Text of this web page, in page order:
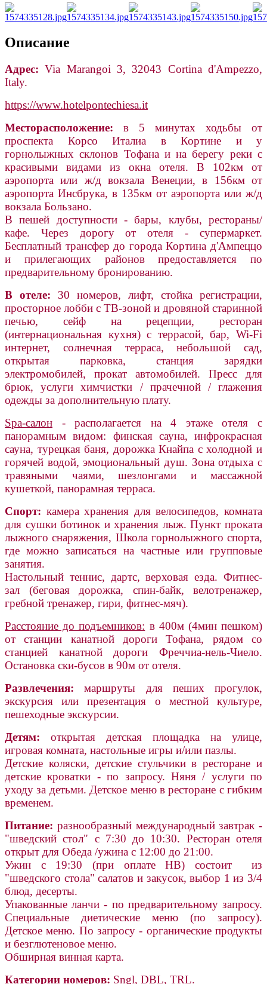
Описание
Адрес:Via Marangoi 3, 32043 Cortina d'Ampezzo,
Italy.
https://www.hotelpontechiesa.it
Месторасположение: в 5 минутах ходьбы от
проспекта Корсо Италиа в Кортине и у
горнолыжных склонов Тофана и на берегу реки с
красивыми видами из окна отеля. В 102км от
аэропорта или ж/д вокзала Венеции, в 156км от
аэропорта Инсбрука, в 135км от аэропорта или ж/д
вокзала Бользано.
В пешей доступности - бары, клубы, рестораны/
кафе. Через дорогу от отеля - супермаркет.
Бесплатный трансфер до города Кортина д'Ампеццо
и прилегающих районов предоставляется по
предварительному бронированию.
В отеле: 30 номеров, лифт, стойка регистрации,
просторное лобби с ТВ-зоной и дровяной старинной
печью, сейф на рецепции, ресторан
(интернациональная кухня) с террасой, бар, Wi-Fi
интернет, солнечная терраса, небольшой сад,
открытая парковка, станция зарядки
электромобилей, прокат автомобилей. Пресс для
брюк, услуги химчистки / прачечной / глажения
одежды за дополнительную плату.
Spa-салон - располагается на 4 этаже отеля с
панорамным видом: финская сауна, инфрокрасная
сауна, турецкая баня, дорожка Кнайпа с холодной и
горячей водой, эмоциональный душ. Зона отдыха с
травяными чаями, шезлонгами и массажной
кушеткой, панорамная терраса.
Спорт: камера хранения для велосипедов, комната
для сушки ботинок и хранения лыж. Пункт проката
лыжного снаряжения, Школа горнолыжного спорта,
где можно записаться на частные или групповые
занятия.
Настольный теннис, дартс, верховая езда. Фитнес-
зал (беговая дорожка, спин-байк, велотренажер,
гребной тренажер, гири, фитнес-мяч).
Расстояние до подъемников: в 400м (4мин пешком)
от станции канатной дороги Тофана, рядом со
станцией канатной дороги Фреччиа-нель-Чиело.
Остановка ски-бусов в 90м от отеля.
Развлечения: маршруты для пеших прогулок,
экскурсия или презентация о местной культуре,
пешеходные экскурсии.
Детям: открытая детская площадка на улице,
игровая комната, настольные игры и/или пазлы.
Детские коляски, детские стульчики в ресторане и
детские кроватки - по запросу. Няня / услуги по
уходу за детьми. Детское меню в ресторане с гибким
временем.
Питание: разнообразный международный завтрак -
"шведский стол" с 7:30 до 10:30. Ресторан отеля
открыт для Обеда /ужина с 12:00 до 21:00.
Ужин с 19:30 (при оплате HB) состоит из
"шведского стола" салатов и закусок, выбор 1 из 3/4
блюд, десерты.
Упакованные ланчи - по предварительному запросу.
Специальные диетические меню (по запросу).
Детское меню. По запросу - органические продукты
и безглютеновое меню.
Обширная винная карта.
Категории номеров: Sngl, DBL, TRL.